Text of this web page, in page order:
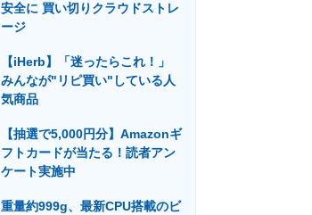
建設×テクノロジーの最前線
安全に 買い切りクラウドストレ
ージ
【iHerb】「迷ったらこれ！」
みんなが"リピ買い"している人
気商品
【抽選で5,000円分】Amazonギ
フトカードが当たる！読者アン
ケート実施中
重量約999g、最新CPU搭載のビ